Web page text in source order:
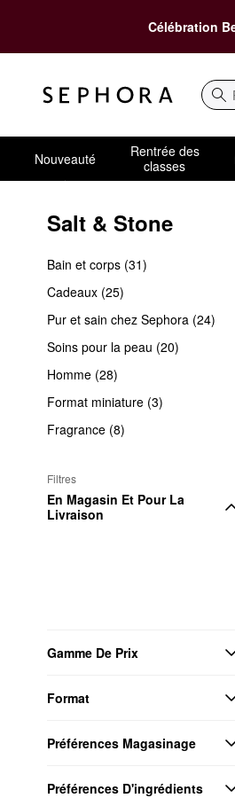
Célébration
Nouveauté
Rentrée des
classes
Salt & Stone
Bain et corps (31)
Cadeaux (25)
Pur et sain chez Sephora (24)
Soins pour la peau (20)
Homme (28)
Format miniature (3)
Fragrance (8)
Filtres
En Magasin Et Pour La
Livraison
Gamme De Prix
Format
Préférences Magasinage
Préférences D'ingrédients